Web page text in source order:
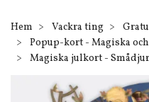
Hem Vackra ting
Popup-kort - Magiska
Magiska julkort -